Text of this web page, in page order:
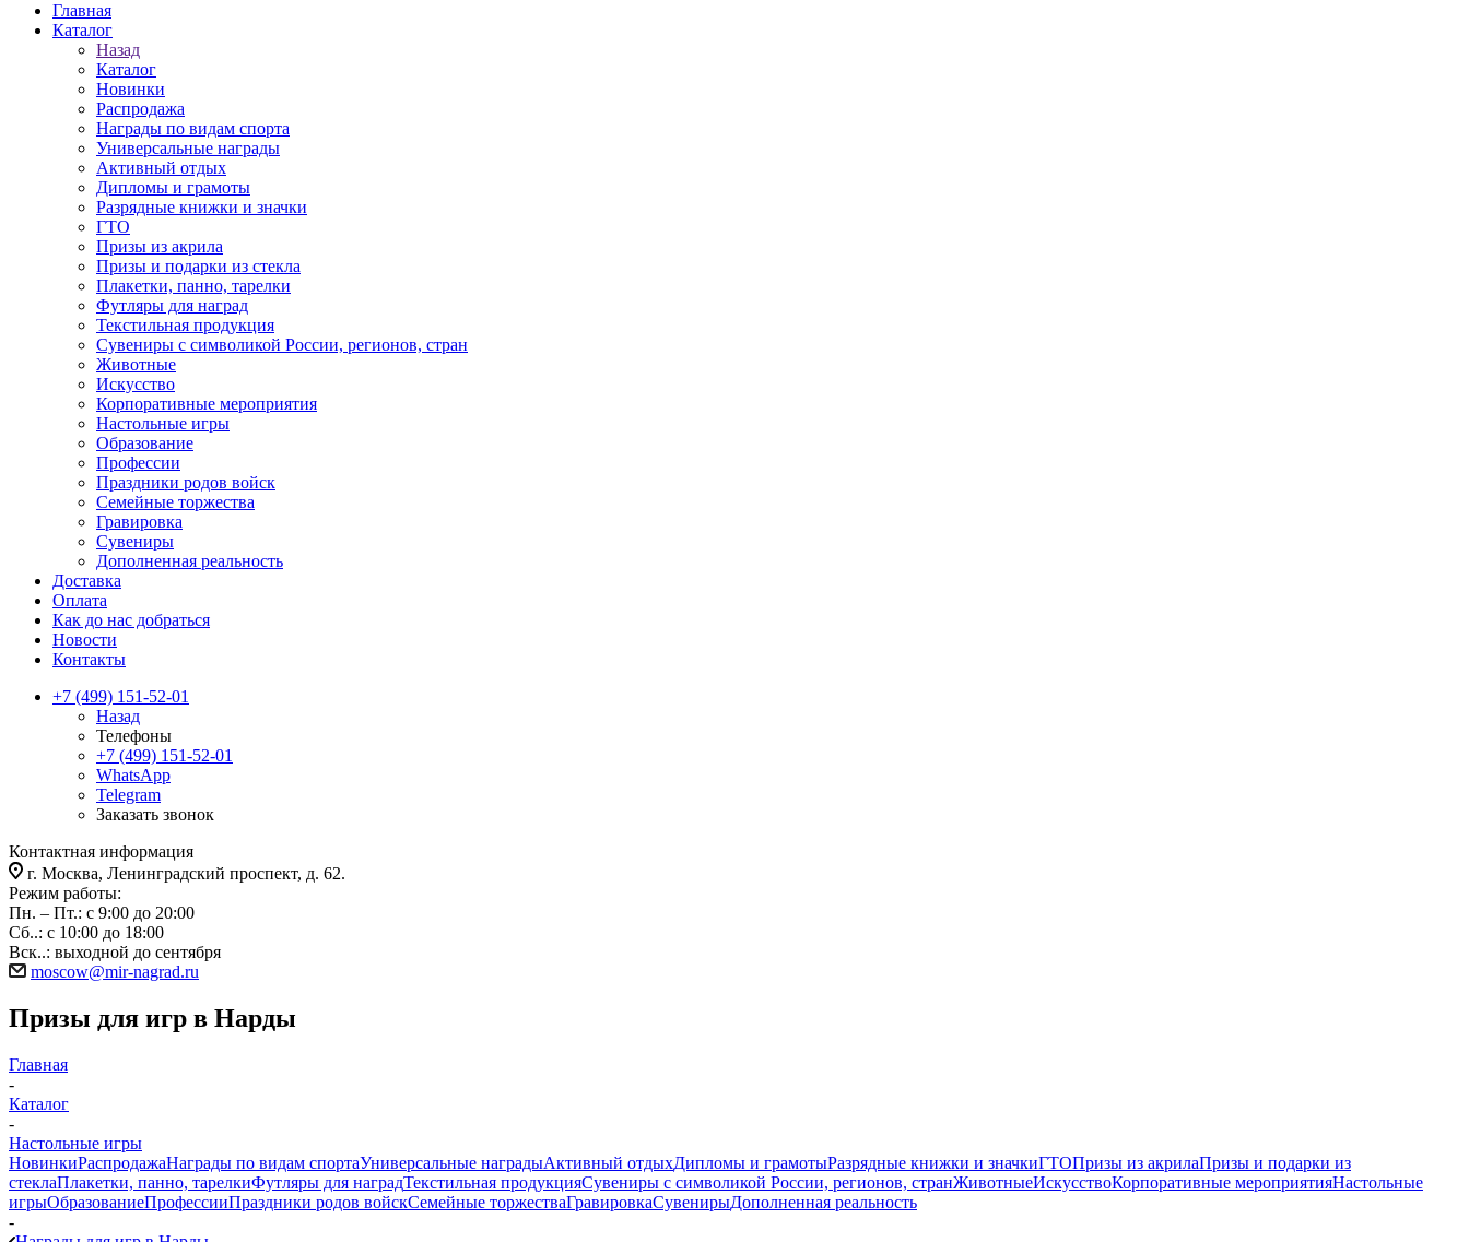
Главная
Каталог
Назад
Каталог
Новинки
Распродажа
Награды по видам спорта
Универсальные награды
Активный отдых
Дипломы и грамоты
Разрядные книжки и значки
ГТО
Призы из акрила
Призы и подарки из стекла
Плакетки, панно, тарелки
Футляры для наград
Текстильная продукция
Сувениры с символикой России, регионов, стран
Животные
Искусство
Корпоративные мероприятия
Настольные игры
Образование
Профессии
Праздники родов войск
Семейные торжества
Гравировка
Сувениры
Дополненная реальность
Доставка
Оплата
Как до нас добраться
Новости
Контакты
+7 (499) 151-52-01
Назад
Телефоны
+7 (499) 151-52-01
WhatsApp
Telegram
Заказать звонок
Контактная информация
г. Москва, Ленинградский проспект, д. 62.
Режим работы:
Пн. – Пт.: с 9:00 до 20:00
Сб..: с 10:00 до 18:00
Вск..: выходной до сентября
moscow@mir-nagrad.ru
Призы для игр в Нарды
Главная
-
Каталог
-
Настольные игры
НовинкиРаспродажаНаграды по видам спортаУниверсальные наградыАктивный отдыхДипломы и грамотыРазрядные книжки и значкиГТОПризы из акрилаПризы и подарки из
стеклаПлакетки, панно, тарелкиФутляры для наградТекстильная продукцияСувениры с символикой России, регионов, странЖивотныеИскусствоКорпоративные мероприятияНастольные
игрыОбразованиеПрофессииПраздники родов войскСемейные торжестваГравировкаСувенирыДополненная реальность
-